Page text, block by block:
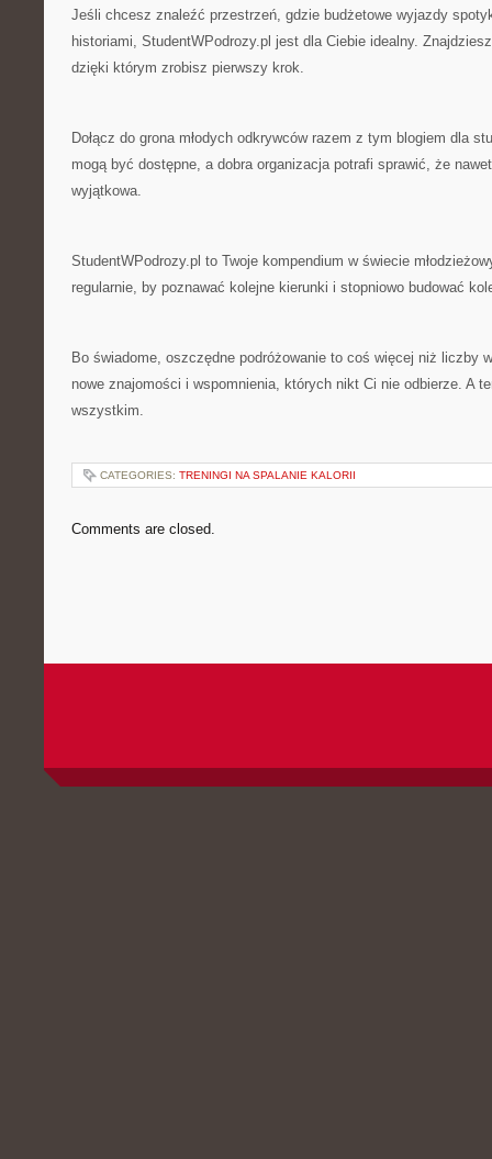
Jeśli chcesz znaleźć przestrzeń, gdzie budżetowe wyjazdy
historiami, StudentWPodrozy.pl jest dla Ciebie idealny.
dzięki którym zrobisz pierwszy krok.
Dołącz do grona młodych odkrywców razem z tym blogiem dla
mogą być dostępne, a dobra organizacja potrafi sprawić, że
wyjątkowa.
StudentWPodrozy.pl to Twoje kompendium w świecie
regularnie, by poznawać kolejne kierunki i stopniowo budować
Bo świadome, oszczędne podróżowanie to coś więcej niż liczby
nowe znajomości i wspomnienia, których nikt Ci nie odbierze. A
wszystkim.
CATEGORIES: TRENINGI NA SPALANIE KALORII
Comments are closed.